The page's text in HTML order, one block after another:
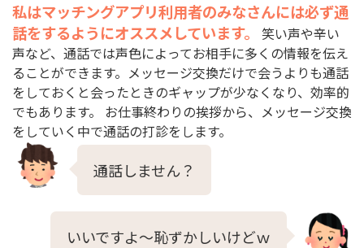
私はマッチングアプリ利用者のみなさんには必ず通
話をするようにオススメしています。
笑い声や辛い
声など、通話では声色によってお相手に多くの情報を伝え
ることができます。メッセージ交換だけで会うよりも通話
をしておくと会ったときのギャップが少なくなり、効率的
でもあります。 お仕事終わりの挨拶から、メッセージ交換
をしていく中で通話の打診をします。
通話しません？
いいですよ〜恥ずかしいけどｗ